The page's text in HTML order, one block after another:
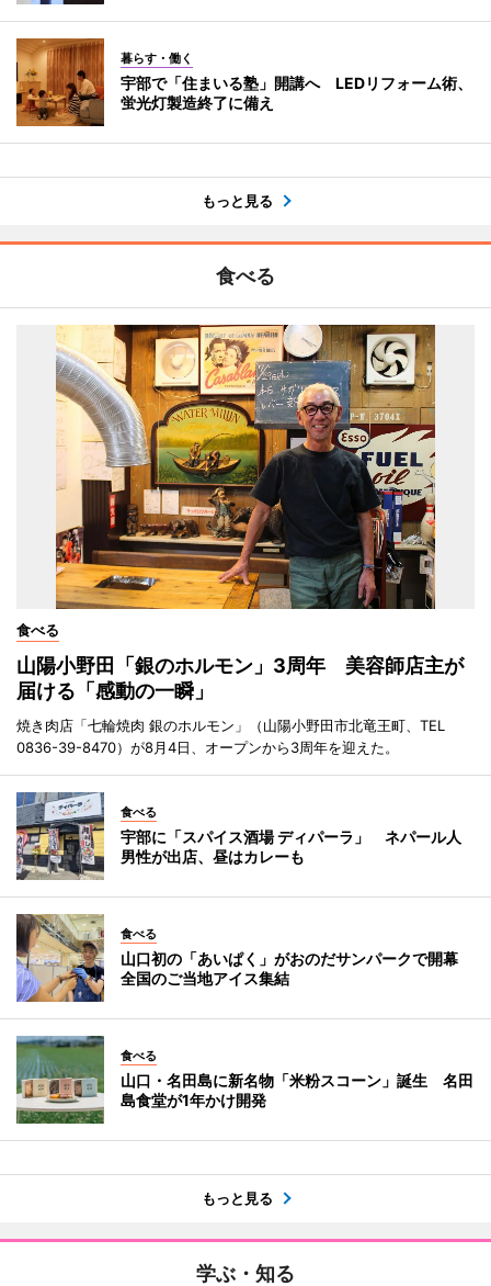
暮らす・働く
宇部で「住まいる塾」開講へ LEDリフォーム術、
蛍光灯製造終了に備え
もっと見る
食べる
食べる
山陽小野田「銀のホルモン」3周年 美容師店主が
届ける「感動の一瞬」
焼き肉店「七輪焼肉 銀のホルモン」（山陽小野田市北竜王町、TEL
0836-39-8470）が8月4日、オープンから3周年を迎えた。
食べる
宇部に「スパイス酒場 ディパーラ」 ネパール人
男性が出店、昼はカレーも
食べる
山口初の「あいぱく」がおのだサンパークで開幕
全国のご当地アイス集結
食べる
山口・名田島に新名物「米粉スコーン」誕生 名田
島食堂が1年かけ開発
もっと見る
学ぶ・知る